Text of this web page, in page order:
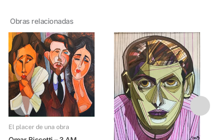
Obras relacionadas
El placer de una obra